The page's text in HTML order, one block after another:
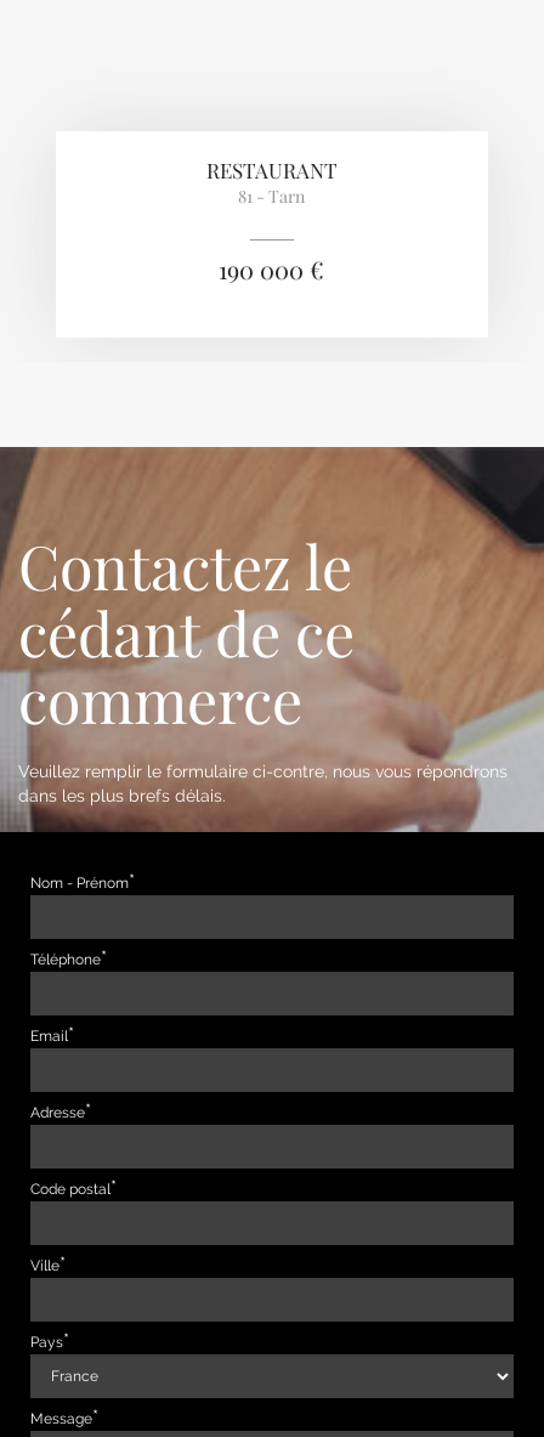
RESTAURANT
81 - Tarn
190 000 €
Contactez le
cédant de ce
commerce
Veuillez remplir le formulaire ci-contre, nous vous répondrons
dans les plus brefs délais.
Nom - Prénom
Téléphone
Email
Adresse
Code postal
Ville
Pays
Message